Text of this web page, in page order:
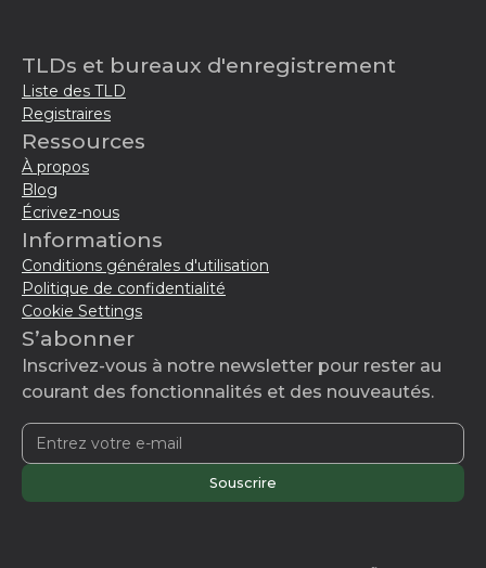
TLDs et bureaux d'enregistrement
Liste des TLD
Registraires
Ressources
À propos
Blog
Écrivez-nous
Informations
Conditions générales d'utilisation
Politique de confidentialité
Cookie Settings
S’abonner
Inscrivez-vous à notre newsletter pour rester au
courant des fonctionnalités et des nouveautés.